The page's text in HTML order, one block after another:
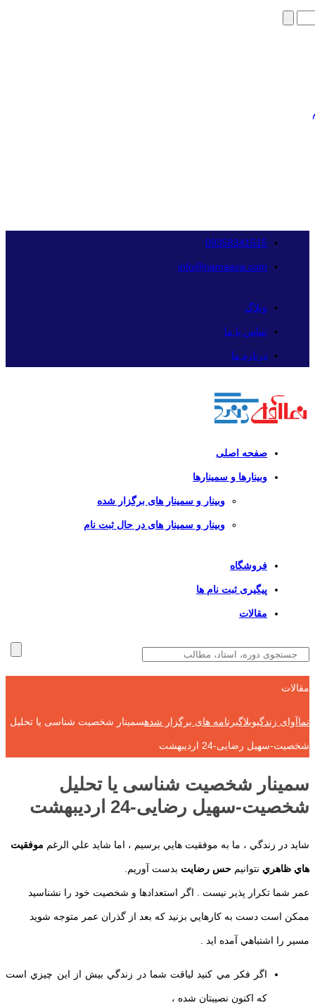
09358341515
info@namaava.com
وبلاگ
تماس با ما
درباره ما
صفحه اصلی
وبینارها و سمینارها
وبینار و سمینار های برگزار شده
وبینار و سمینار های در حال ثبت نام
فروشگاه
پیگیری ثبت نام ها
مقالات
مقالات
نماآوای زندگیوبلاگبرنامه های برگزار شدهسمینار شخصیت شناسی یا تحلیل
شخصیت-سهیل رضایی-24 اردیبهشت
سمینار شخصیت شناسی یا تحلیل
شخصیت-سهیل رضایی-24 اردیبهشت
شايد در زندگي ، ما به موفقيت هايي برسيم ، اما شايد علي الرغم موفقيت
هاي ظاهري نتوانيم حس رضايت بدست آوريم.
عمر شما تكرار پذير نيست . اگر استعدادها و شخصيت خود را نشناسيد
ممكن است دست به كارهايي بزنيد كه بعد از گذران عمر متوجه شويد
مسير را اشتباهي آمده ايد .
اگر فكر مي كنيد لياقت شما در زندگي بيش از اين چيزي است
كه اكنون نصيبتان شده ،